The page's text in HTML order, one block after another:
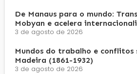
De Manaus para o mundo:
Mobyan e acelera
3 de agosto de 2026
Mundos do trabalho e conflitos
Madeira (1861-1932)
3 de agosto de 2026